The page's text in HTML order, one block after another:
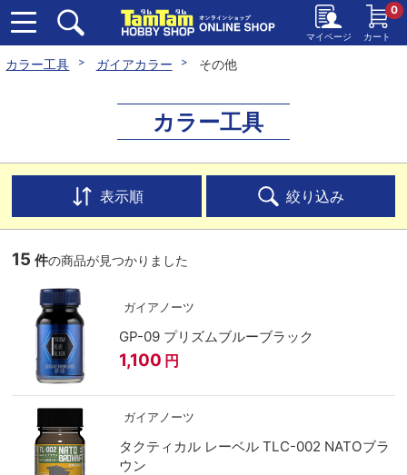
マイページ カート
0
カラー工具 ガイアカラー その他
カラー工具
表示順 絞り込み
15 件の商品が見つかりました
ガイアノーツ
GP-09 プリズムブルーブラック
1,100 円
ガイアノーツ
タクティカル レーベル TLC-002 NATOブラ
ウン